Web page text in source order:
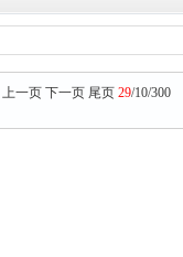
上一页 下一页 尾页 29/10/300